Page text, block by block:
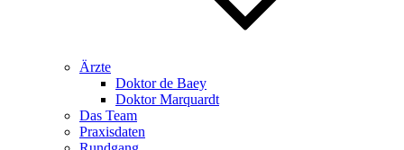
Ärzte
Doktor de Baey
Doktor Marquardt
Das Team
Praxisdaten